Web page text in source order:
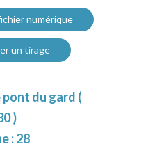
numérique
un tirage
du gard (
)
: 28